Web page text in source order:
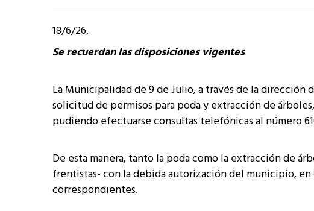
18/6/26.
Se recuerdan las disposiciones vigentes
La Municipalidad de 9 de Julio, a través de la dirección
solicitud de permisos para poda y extracción de
pudiendo efectuarse consultas telefónicas al número
De esta manera, tanto la poda como la extracción de
frentistas- con la debida autorización del municipio,
correspondientes.